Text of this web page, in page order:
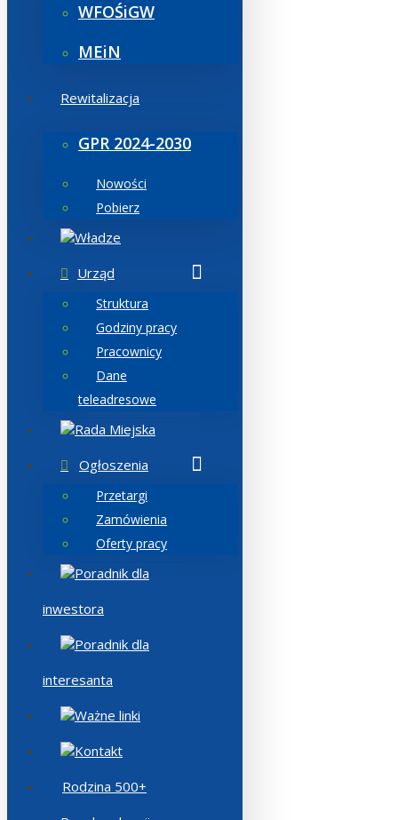
WFOŚiGW
MEiN
Rewitalizacja
GPR 2024-2030
Nowości
Pobierz
Władze
Urząd
Struktura
Godziny pracy
Pracownicy
Dane
teleadresowe
Rada Miejska
Ogłoszenia
Przetargi
Zamówienia
Oferty pracy
Poradnik dla
inwestora
Poradnik dla
interesanta
Ważne linki
Kontakt
Rodzina 500+